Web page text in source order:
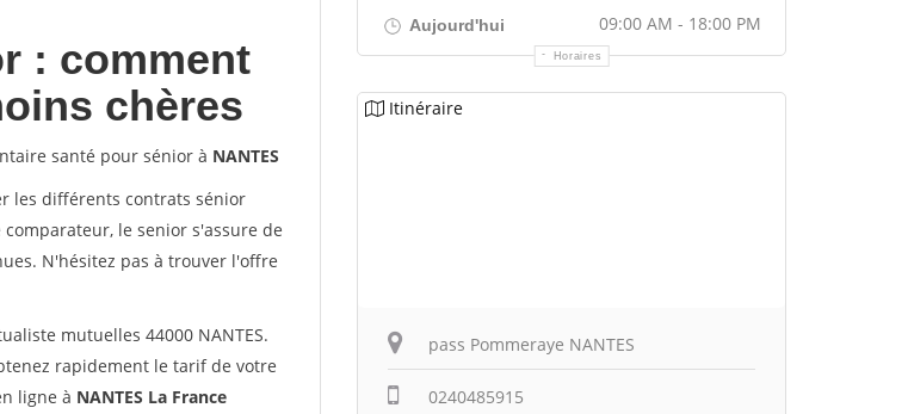
: comment
chères
santé pour sénior à NANTES
les différents contrats sénior
le senior s'assure de
N'hésitez pas à trouver l'offre
mutuelles 44000 NANTES.
rapidement le tarif de votre
ligne à NANTES La France
Aujourd'hui 09:00 AM - 18:00 PM
Horaires
Itinéraire
pass Pommeraye NANTES
0240485915